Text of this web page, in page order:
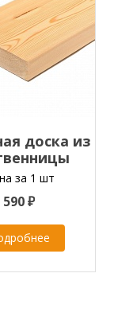
доска из
4000 мм
С
за 1 шт
590 ₽